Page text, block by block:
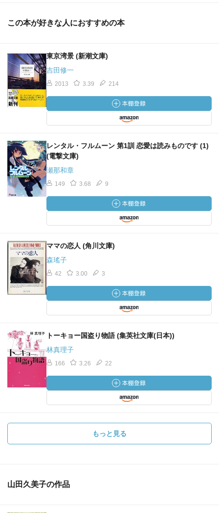
この本が好きな人におすすめの本
東京湾景 (新潮文庫)
吉田修一
2013 3.39 214
レンタル・フルムーン 第1訓 恋愛は読みものです (1)
(電撃文庫)
瀬那和章
149 3.68 9
ママの恋人 (角川文庫)
森瑤子
42 3.00 3
トーキョー国盗り物語 (集英社文庫(日本))
林真理子
166 3.26 22
もっと見る
山田久美子の作品